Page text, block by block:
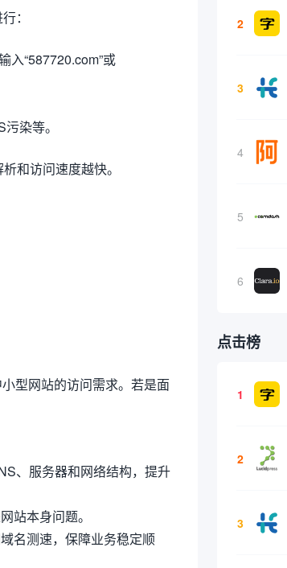
：
入“587720.com”或
染等。
和访问速度越快。
型网站的访问需求。若是面
、服务器和网络结构，提升
站本身问题。
名测速，保障业务稳定顺
2
3
4
5
6
点击榜
1
2
3